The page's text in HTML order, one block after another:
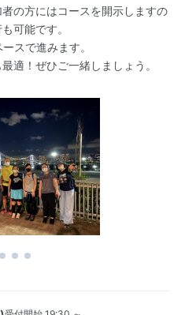
の方にはコースを開示しますの
可能です。
スで進みます。
適！ぜひご一緒しましょう。